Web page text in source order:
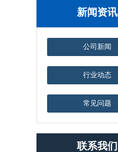
新闻资讯
公司新闻
行业动态
常见问题
联系我们